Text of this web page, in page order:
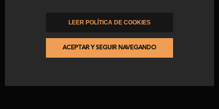
ACEPTAR Y SEGUIR NAVEGANDO
ibérico 50% raza ibérica
-15 %
LEER POLÍTICA DE COOKIES